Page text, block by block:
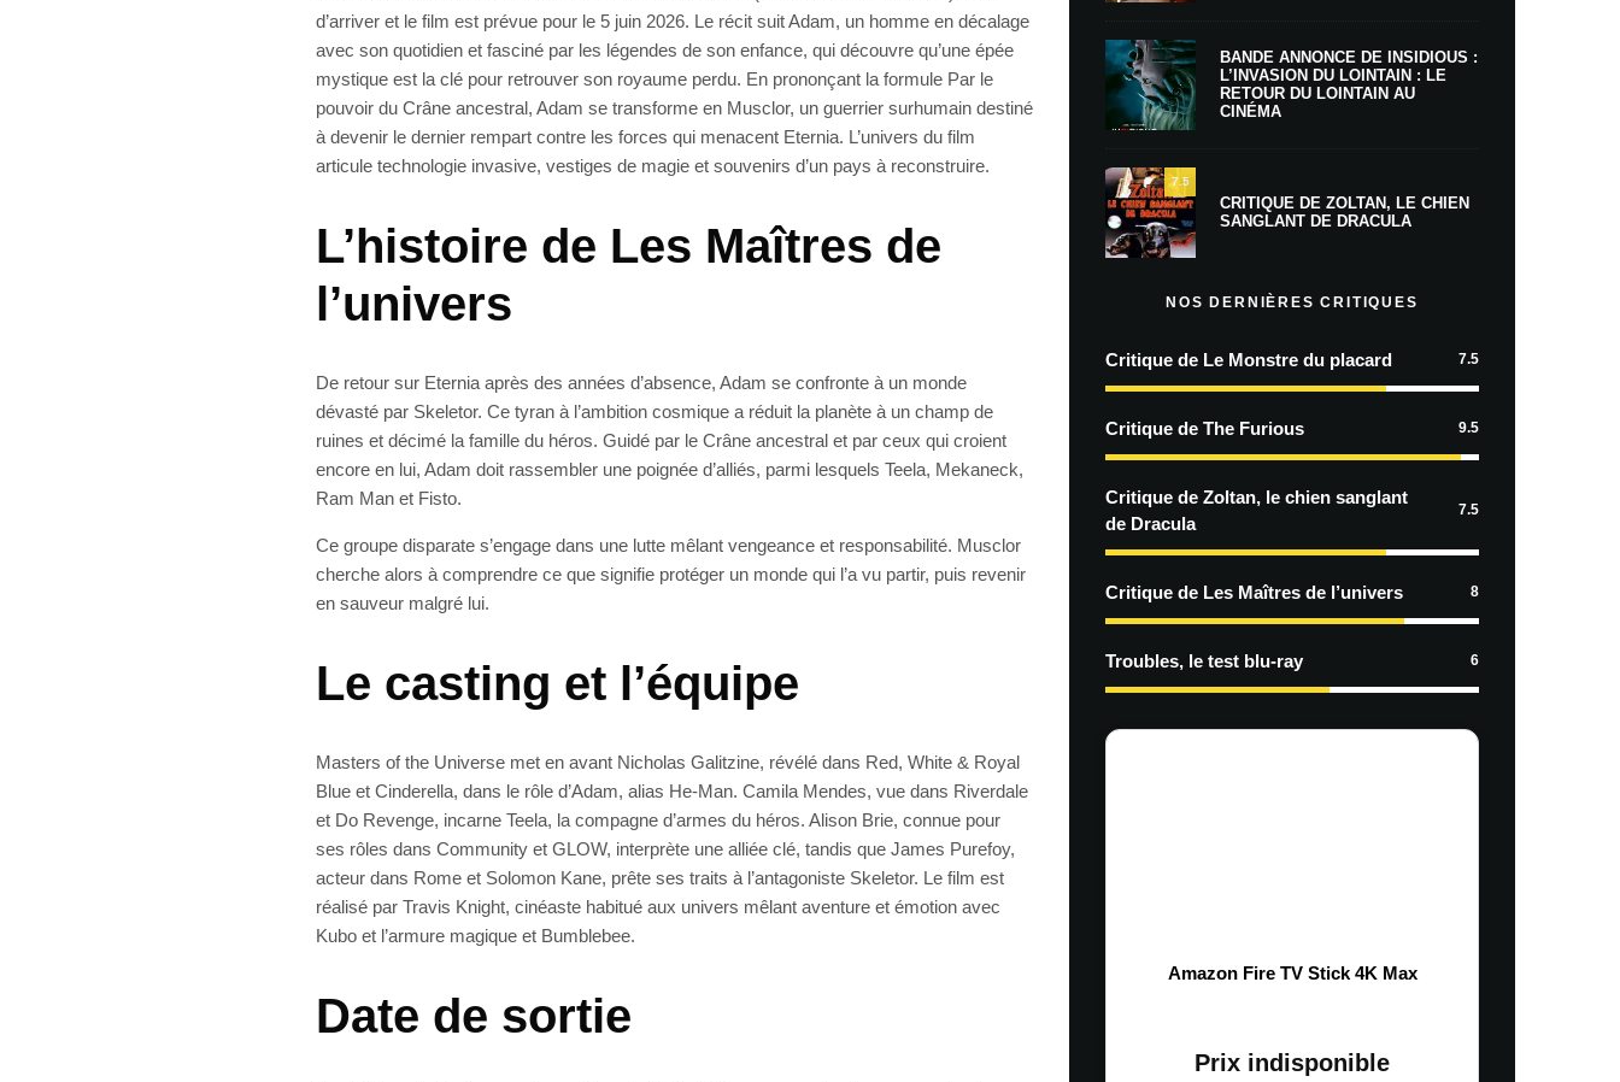
d’arriver et le film est prévue pour le 5 juin 2026. Le récit suit Adam, un homme en décalage
avec son quotidien et fasciné par les légendes de son enfance, qui découvre qu’une épée
mystique est la clé pour retrouver son royaume perdu. En prononçant la formule Par le
pouvoir du Crâne ancestral, Adam se transforme en Musclor, un guerrier surhumain destiné
à devenir le dernier rempart contre les forces qui menacent Eternia. L’univers du film
articule technologie invasive, vestiges de magie et souvenirs d’un pays à reconstruire.
L’histoire de Les Maîtres de
l’univers
De retour sur Eternia après des années d’absence, Adam se confronte à un monde
dévasté par Skeletor. Ce tyran à l’ambition cosmique a réduit la planète à un champ de
ruines et décimé la famille du héros. Guidé par le Crâne ancestral et par ceux qui croient
encore en lui, Adam doit rassembler une poignée d’alliés, parmi lesquels Teela, Mekaneck,
Ram Man et Fisto.
Ce groupe disparate s’engage dans une lutte mêlant vengeance et responsabilité. Musclor
cherche alors à comprendre ce que signifie protéger un monde qui l’a vu partir, puis revenir
en sauveur malgré lui.
Le casting et l’équipe
Masters of the Universe met en avant Nicholas Galitzine, révélé dans Red, White & Royal
Blue et Cinderella, dans le rôle d’Adam, alias He-Man. Camila Mendes, vue dans Riverdale
et Do Revenge, incarne Teela, la compagne d’armes du héros. Alison Brie, connue pour
ses rôles dans Community et GLOW, interprète une alliée clé, tandis que James Purefoy,
acteur dans Rome et Solomon Kane, prête ses traits à l’antagoniste Skeletor. Le film est
réalisé par Travis Knight, cinéaste habitué aux univers mêlant aventure et émotion avec
Kubo et l’armure magique et Bumblebee.
Date de sortie
BANDE ANNONCE DE INSIDIOUS :
L’INVASION DU LOINTAIN : LE
RETOUR DU LOINTAIN AU
CINÉMA
7.5
CRITIQUE DE ZOLTAN, LE CHIEN
SANGLANT DE DRACULA
NOS DERNIÈRES CRITIQUES
Critique de Le Monstre du placard 7.5
Critique de The Furious 9.5
Critique de Zoltan, le chien sanglant
de Dracula
7.5
Critique de Les Maîtres de l’univers 8
Troubles, le test blu-ray 6
Amazon Fire TV Stick 4K Max
Prix indisponible